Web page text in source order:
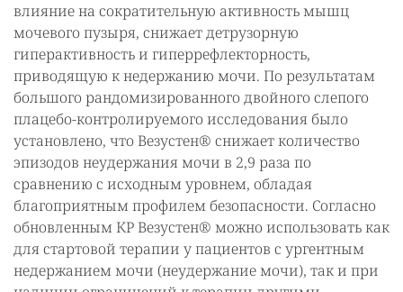
влияние на сократительную активность мышц
мочевого пузыря, снижает детрузорную
гиперактивность и гиперрефлекторность,
приводящую к недержанию мочи. По результатам
большого рандомизированного двойного слепого
плацебо-контролируемого исследования было
установлено, что Везустен® снижает количество
эпизодов неудержания мочи в 2,9 раза по
сравнению с исходным уровнем, обладая
благоприятным профилем безопасности. Согласно
обновленным КР Везустен® можно использовать как
для стартовой терапии у пациентов с ургентным
недержанием мочи (неудержание мочи), так и при